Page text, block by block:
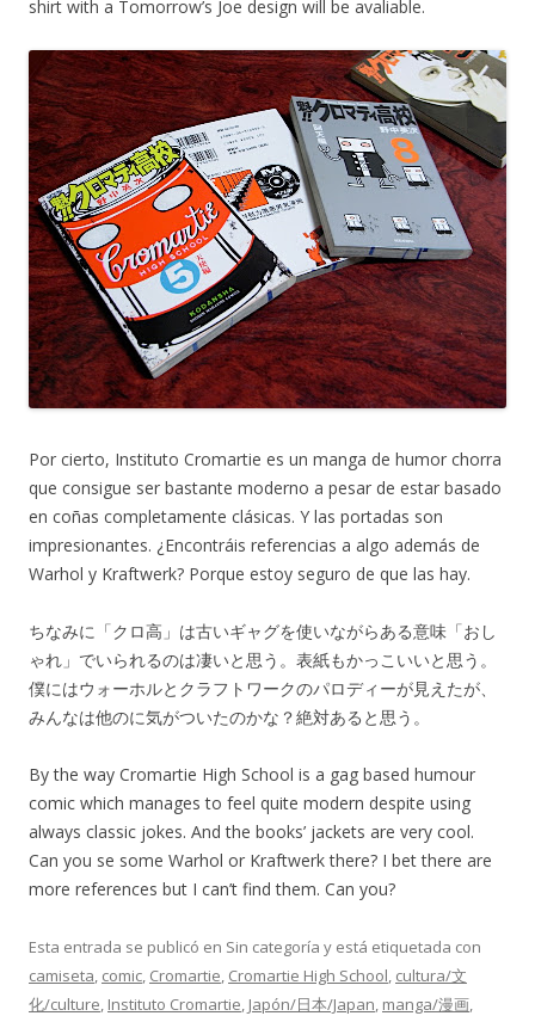
shirt with a Tomorrow’s Joe design will be avaliable.
Por cierto, Instituto Cromartie es un manga de humor chorra
que consigue ser bastante moderno a pesar de estar basado
en coñas completamente clásicas. Y las portadas son
impresionantes. ¿Encontráis referencias a algo además de
Warhol y Kraftwerk? Porque estoy seguro de que las hay.
ちなみに「クロ高」は古いギャグを使いながらある意味「おし
ゃれ」でいられるのは凄いと思う。表紙もかっこいいと思う。
僕にはウォーホルとクラフトワークのパロディーが見えたが、
みんなは他のに気がついたのかな？絶対あると思う。
By the way Cromartie High School is a gag based humour
comic which manages to feel quite modern despite using
always classic jokes. And the books’ jackets are very cool.
Can you se some Warhol or Kraftwerk there? I bet there are
more references but I can’t find them. Can you?
Esta entrada se publicó en Sin categoría y está etiquetada con
camiseta, comic, Cromartie, Cromartie High School, cultura/文
化/culture, Instituto Cromartie, Japón/日本/Japan, manga/漫画,